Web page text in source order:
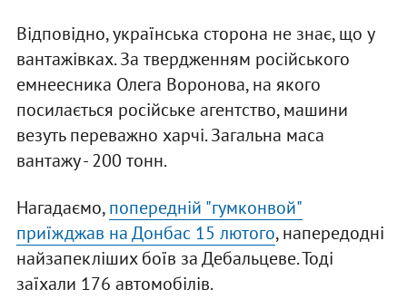
Відповідно, українська сторона не знає, що у
вантажівках. За твердженням російського
емнеесника Олега Воронова, на якого
посилається російське агентство, машини
везуть переважно харчі. Загальна маса
вантажу - 200 тонн.
Нагадаємо,попередній "гумконвой"
приїжджав на Донбас 15 лютого, напередодні
найзапекліших боїв за Дебальцеве. Тоді
заїхали 176 автомобілів.